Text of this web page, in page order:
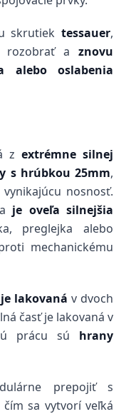
skrutiek tessauer,
rozobrať a znovu
alebo oslabenia
z extrémne silnej
s hrúbkou 25mm,
nosnosť.
je oveľa silnejšia
preglejka alebo
mechanickému
lakovaná v dvoch
časť je lakovaná v
prácu sú hrany
prepojiť s
sa vytvorí veľká